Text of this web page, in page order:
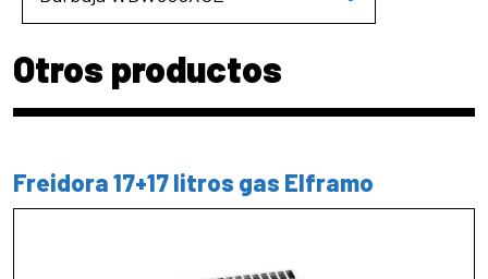
Otros productos
Freidora 17+17 litros gas Elframo